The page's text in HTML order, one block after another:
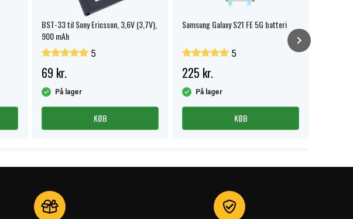
BST-33 til Sony Ericsson, 3,6V (3,7V),
900 mAh
5
69 kr.
På lager
KØB
Samsung Galaxy S21 FE 5G batteri
5
225 kr.
På lager
KØB